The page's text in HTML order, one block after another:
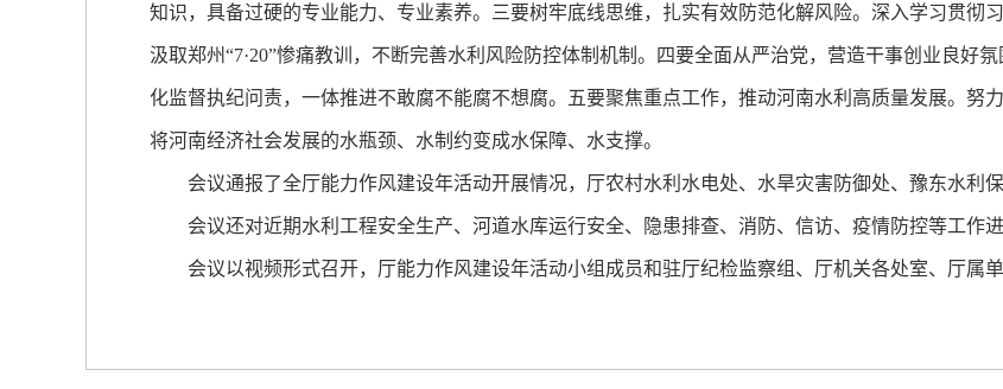
知识，具备过硬的专业能力、专业素养。三要树牢底线思维，扎实有效防范化解风险。深入学习贯彻
汲取郑州“7·20”惨痛教训，不断完善水利风险防控体制机制。四要全面从严治党，营造干事创业良好
化监督执纪问责，一体推进不敢腐不能腐不想腐。五要聚焦重点工作，推动河南水利高质量发展。努
将河南经济社会发展的水瓶颈、水制约变成水保障、水支撑。
会议通报了全厅能力作风建设年活动开展情况，厅农村水利水电处、水旱灾害防御处、豫东水利保
会议还对近期水利工程安全生产、河道水库运行安全、隐患排查、消防、信访、疫情防控等工作进
会议以视频形式召开，厅能力作风建设年活动小组成员和驻厅纪检监察组、厅机关各处室、厅属单